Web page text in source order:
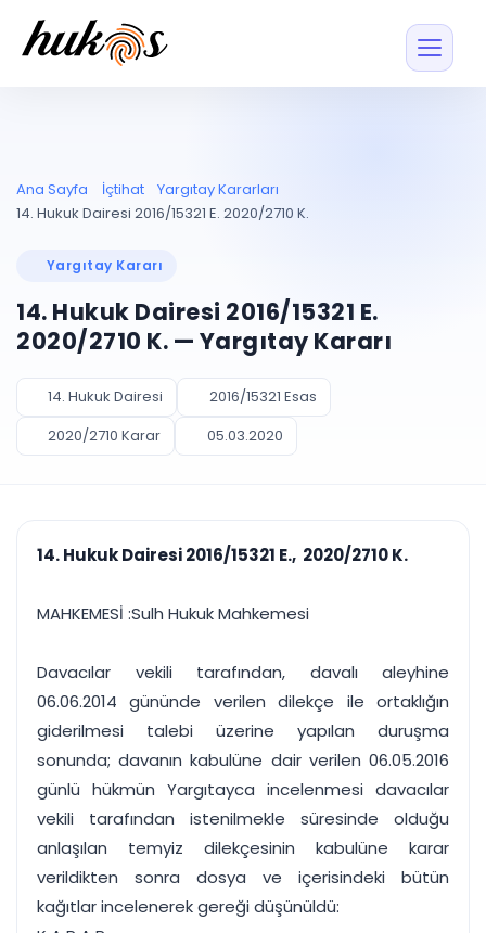
Entegrasyonu
UYAP ile otomatik
UYAP Evrak
Entegrasyonu
UETS Entegrasyonu
Tebligatları anında
Müvekkil ve taraf
Vekalet
PLANLAMA & TAKİP
Pano ve Takip
Duruşma ve görev
takvimi
Bildirim
takibi
Tek panelde uçtan uca yönetim
UYAP & UETS entegrasyonundan finansa, hepsi bir arada.
Tüm özellikleri inceleyin Ücretsiz Başlayın
Blog
Ücretsiz Başlayın Giriş Yap
Ana Sayfa İçtihat
Yargıtay Kararları
14. Hukuk Dairesi 2016/15321 E. 2020/2710 K.
Yargıtay Kararı
14. Hukuk Dairesi 2016/15321 E.
2020/2710 K. — Yargıtay Kararı
14. Hukuk Dairesi
2016/15321 Esas
2020/2710 Karar
05.03.2020
14. Hukuk Dairesi 2016/15321 E., 2020/2710 K.
MAHKEMESİ :Sulh Hukuk Mahkemesi
Davacılar vekili tarafından, davalı aleyhine
06.06.2014 gününde verilen dilekçe ile ortaklığın
giderilmesi talebi üzerine yapılan duruşma
sonunda; davanın kabulüne dair verilen 06.05.2016
günlü hükmün Yargıtayca incelenmesi davacılar
vekili tarafından istenilmekle süresinde olduğu
anlaşılan temyiz dilekçesinin kabulüne karar
verildikten sonra dosya ve içerisindeki bütün
kağıtlar incelenerek gereği düşünüldü: